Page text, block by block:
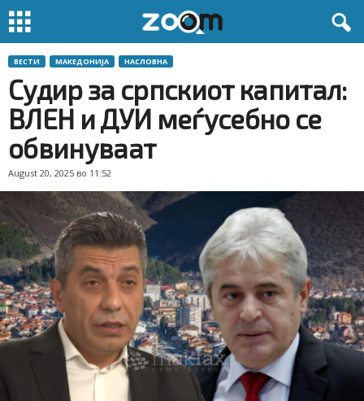
ВЕСТИ МАКЕДОНИЈА НАСЛОВНА
Судир за српскиот капитал:
ВЛЕН и ДУИ меѓусебно се
обвинуваат
August 20, 2025 во 11:52